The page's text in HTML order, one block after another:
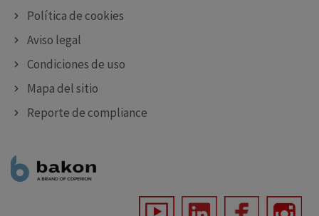
Política de cookies
Aviso legal
Condiciones de uso
Mapa del sitio
Reporte de compliance